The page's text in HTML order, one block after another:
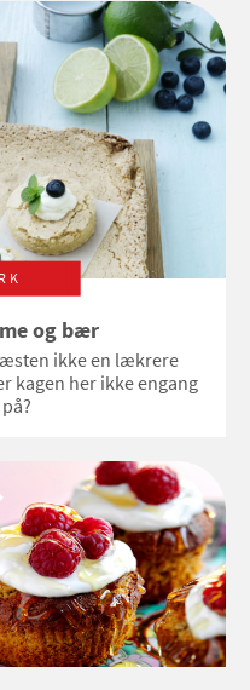
og bær
ikke en lækrere
kagen her ikke engang